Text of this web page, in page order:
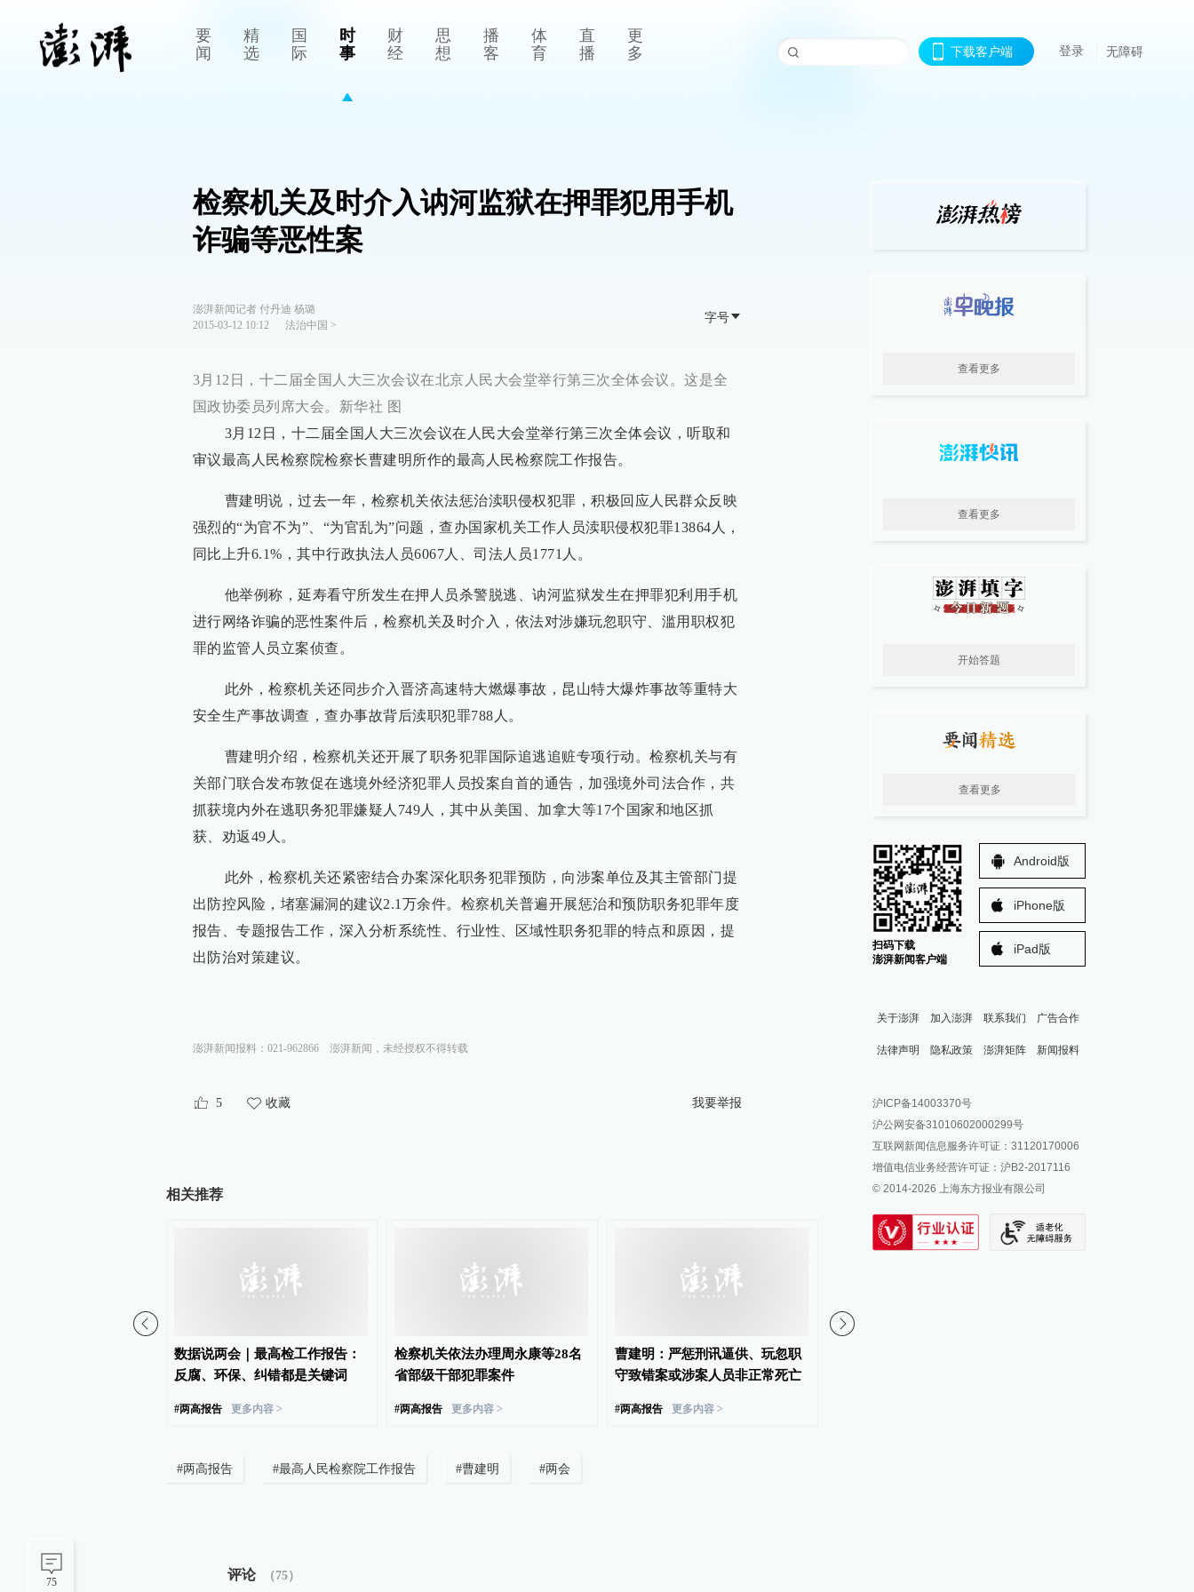
要
闻
精
选
国
际
时
事
财
经
思
想
播
客
体
育
直
播
更
多
下载客户端 登录 无障碍
75
检察机关及时介入讷河监狱在押罪犯用手机
诈骗等恶性案
澎湃新闻记者 付丹迪 杨璐
2015-03-12 10:12
法治中国 >
字号
3月12日，十二届全国人大三次会议在北京人民大会堂举行第三次全体会议。这是全
国政协委员列席大会。新华社 图
3月12日，十二届全国人大三次会议在人民大会堂举行第三次全体会议，听取和
审议最高人民检察院检察长曹建明所作的最高人民检察院工作报告。
曹建明说，过去一年，检察机关依法惩治渎职侵权犯罪，积极回应人民群众反映
强烈的“为官不为”、“为官乱为”问题，查办国家机关工作人员渎职侵权犯罪13864人，
同比上升6.1%，其中行政执法人员6067人、司法人员1771人。
他举例称，延寿看守所发生在押人员杀警脱逃、讷河监狱发生在押罪犯利用手机
进行网络诈骗的恶性案件后，检察机关及时介入，依法对涉嫌玩忽职守、滥用职权犯
罪的监管人员立案侦查。
此外，检察机关还同步介入晋济高速特大燃爆事故，昆山特大爆炸事故等重特大
安全生产事故调查，查办事故背后渎职犯罪788人。
曹建明介绍，检察机关还开展了职务犯罪国际追逃追赃专项行动。检察机关与有
关部门联合发布敦促在逃境外经济犯罪人员投案自首的通告，加强境外司法合作，共
抓获境内外在逃职务犯罪嫌疑人749人，其中从美国、加拿大等17个国家和地区抓
获、劝返49人。
此外，检察机关还紧密结合办案深化职务犯罪预防，向涉案单位及其主管部门提
出防控风险，堵塞漏洞的建议2.1万余件。检察机关普遍开展惩治和预防职务犯罪年度
报告、专题报告工作，深入分析系统性、行业性、区域性职务犯罪的特点和原因，提
出防治对策建议。
澎湃新闻报料：021-962866 澎湃新闻，未经授权不得转载
5 收藏 我要举报
相关推荐
数据说两会｜最高检工作报告：
反腐、环保、纠错都是关键词
#两高报告 更多内容 >
检察机关依法办理周永康等28名
省部级干部犯罪案件
#两高报告 更多内容 >
曹建明：严惩刑讯逼供、玩忽职
守致错案或涉案人员非正常死亡
#两高报告 更多内容 >
#两高报告 #最高人民检察院工作报告 #曹建明 #两会
评论 （75）
查看更多
查看更多
开始答题
查看更多
扫码下载
澎湃新闻客户端
Android版
iPhone版
iPad版
关于澎湃 加入澎湃 联系我们 广告合作
法律声明 隐私政策 澎湃矩阵
澎湃新闻公众号
澎湃新闻抖音号
派生万物开放平台
IP SHANGHAI
SIXTH TONE
新闻报料
报料邮箱: news@thepaper.cn
沪ICP备14003370号
沪公网安备31010602000299号
互联网新闻信息服务许可证：31120170006
增值电信业务经营许可证：沪B2-2017116
© 2014-2026 上海东方报业有限公司